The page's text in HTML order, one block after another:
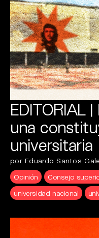
EDITORIAL
una
universitaria
por Eduardo Santos
Opinión
Consejo
universidad nacional